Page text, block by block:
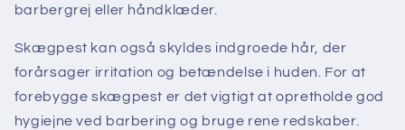
barbergrej eller håndklæder.
Skægpest kan også skyldes indgroede hår, der
forårsager irritation og betændelse i huden. For at
forebygge skægpest er det vigtigt at opretholde god
hygiejne ved barbering og bruge rene redskaber.